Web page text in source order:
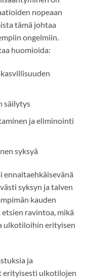
nopeaan
tämä johtaa
ongelmiin.
huomioida:
säilytys
ja eliminointi
syksyä
syksyn ja talven
kauden
ravintoa, mikä
ulkotiloihin erityisen
ja
erityisesti ulkotilojen